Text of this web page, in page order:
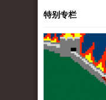
特别专栏